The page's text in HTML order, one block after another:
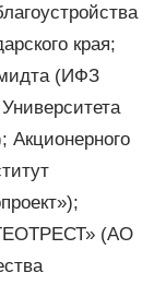
края;
(ИФЗ
Акционерного
(АО